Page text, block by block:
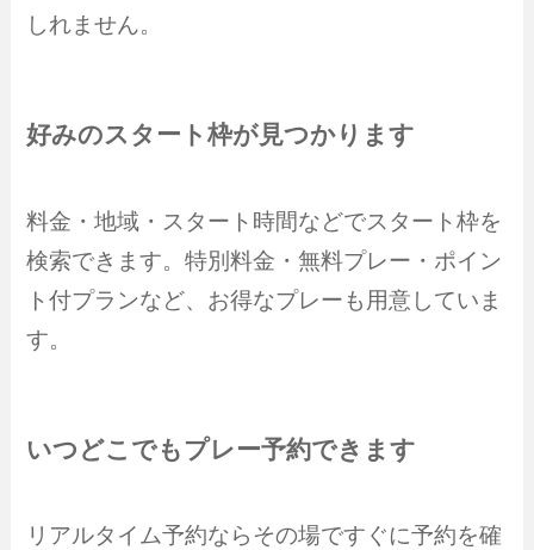
しれません。
好みのスタート枠が見つかります
料金・地域・スタート時間などでスタート枠を
検索できます。特別料金・無料プレー・ポイン
ト付プランなど、お得なプレーも用意していま
す。
いつどこでもプレー予約できます
リアルタイム予約ならその場ですぐに予約を確